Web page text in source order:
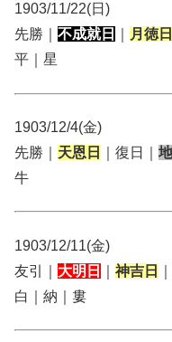
1903/11/22(日)
先勝｜ 不成就日 月徳日
平｜星
1903/12/4(金)
先勝｜ 天恩日 ｜復日｜
牛
1903/12/11(金)
友引｜ 大明日 神吉日
白｜納｜婁